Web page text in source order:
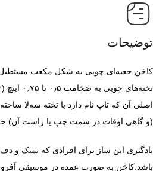
توضیحات
کاخن جعبه‌ای چوبی به شکل مکعب مستطیل
اصلی آن که تاپ نام دارد با تخته سه‌لا
(و گاهی اوقات در سمت چپ یا راست آن)
یادگیری این ساز برای افرادی که تمبک و دف
باشد.کاخن به صورت عمده در موسیقی